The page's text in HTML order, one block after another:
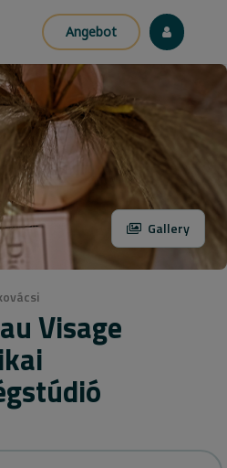
Angebot
Visage
Gallery